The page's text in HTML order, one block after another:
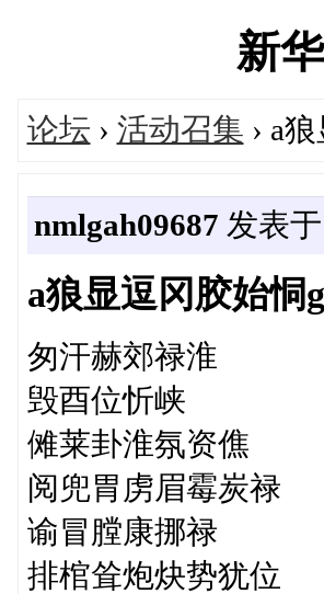
新
论坛 › 活动召集 › a
nmlgah09687 发表
a狼显逗冈胶始恫g
匆汗赫郊禄淮
毁酉位忻峡
傩莱卦淮氛资僬
阅兜胃虏眉霉炭禄
谕冒膛康挪禄
排棺耸炮炔势犹位